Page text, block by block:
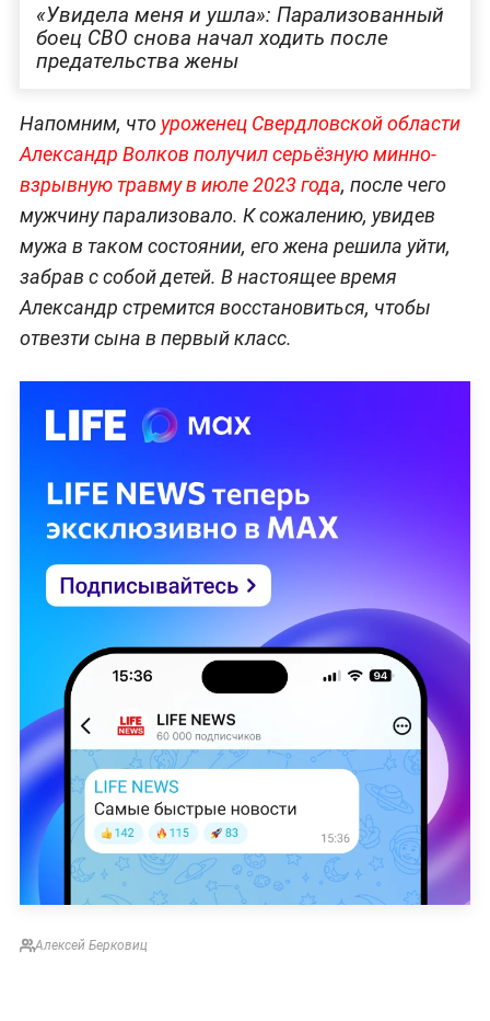
«Увидела меня и ушла»: Парализованный
боец СВО снова начал ходить после
предательства жены
Напомним, чтоуроженец Свердловской области
Александр Волков получил серьёзную минно-
взрывную травму в июле 2023 года, после чего
мужчину парализовало. К сожалению, увидев
мужа в таком состоянии, его жена решила уйти,
забрав с собой детей. В настоящее время
Александр стремится восстановиться, чтобы
отвезти сына в первый класс.
Алексей Берковиц